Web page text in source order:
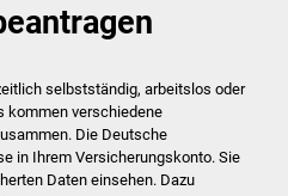
Behördenwegweiser
Kontakt
Veröffentlichungen
selbstständig, arbeitslos oder
kommen verschiedene
Die Deutsche
in Ihrem Versicherungskonto. Sie
Daten einsehen. Dazu